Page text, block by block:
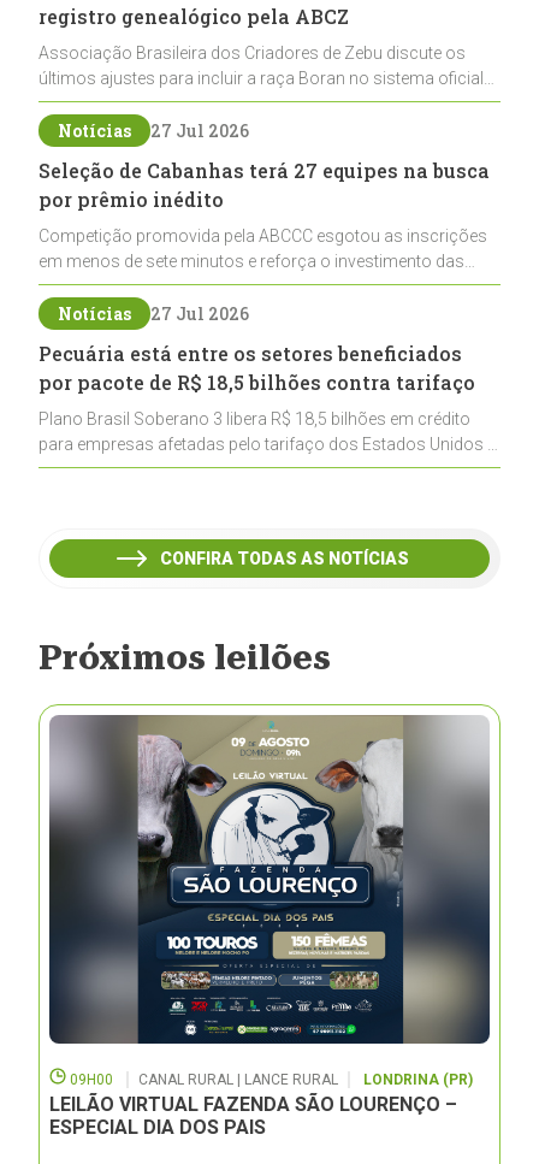
registro genealógico pela ABCZ
Associação Brasileira dos Criadores de Zebu discute os
últimos ajustes para incluir a raça Boran no sistema oficial
de registros, abrindo caminho para sua expansão na
pecuária nacional
Notícias 27 Jul 2026
Seleção de Cabanhas terá 27 equipes na busca
por prêmio inédito
Competição promovida pela ABCCC esgotou as inscrições
em menos de sete minutos e reforça o investimento das
cabanhas na seleção genética de Cavalos Crioulos voltados
ao laço
Notícias 27 Jul 2026
Pecuária está entre os setores beneficiados
por pacote de R$ 18,5 bilhões contra tarifaço
Plano Brasil Soberano 3 libera R$ 18,5 bilhões em crédito
para empresas afetadas pelo tarifaço dos Estados Unidos e
inclui a pecuária entre os setores estratégicos
CONFIRA TODAS AS NOTÍCIAS
Próximos leilões
09H00 CANAL RURAL | LANCE RURAL LONDRINA (PR)
LEILÃO VIRTUAL FAZENDA SÃO LOURENÇO –
ESPECIAL DIA DOS PAIS